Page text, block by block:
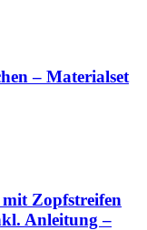
– Materialset
Zopfstreifen
Anleitung –